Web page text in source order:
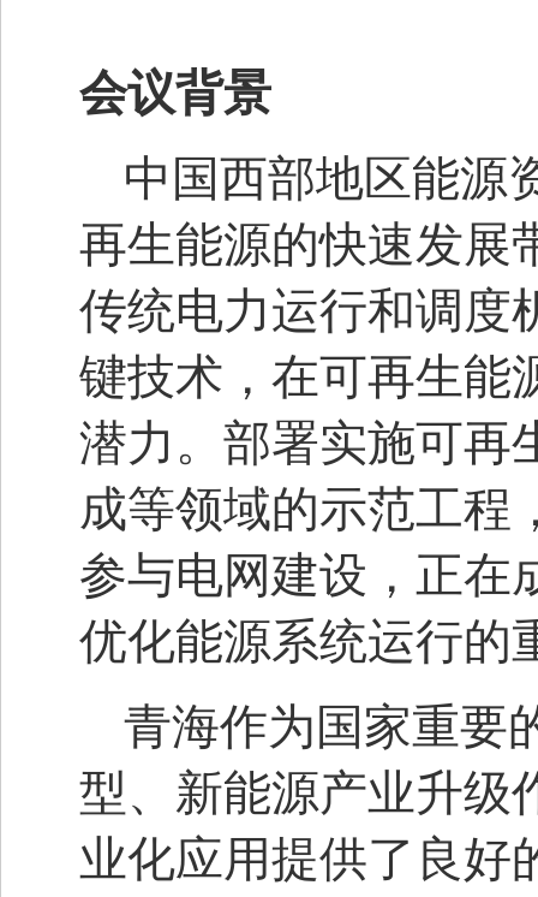
会议背景
中国西部地区能源
再生能源的快速发展
传统电力运行和调度
键技术，在可再生能
潜力。部署实施可再
成等领域的示范工程
参与电网建设，正在
优化能源系统运行的
青海作为国家重要
型、新能源产业升级
业化应用提供了良好